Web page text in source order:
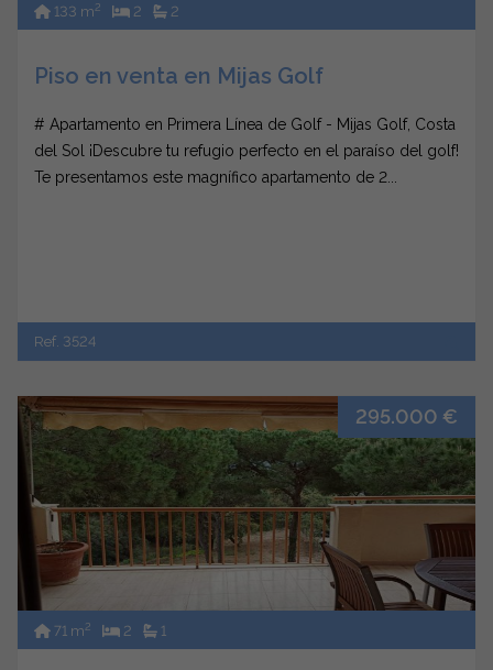
133 m2 2 2
Piso en venta en Mijas Golf
# Apartamento en Primera Línea de Golf - Mijas Golf, Costa
del Sol ¡Descubre tu refugio perfecto en el paraíso del golf!
Te presentamos este magnífico apartamento de 2...
Ref. 3524
295.000 €
71 m2 2 1